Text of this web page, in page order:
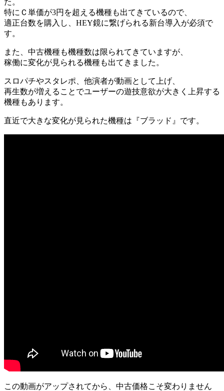
特にＣ単価が3円を超える機種も出てきているので、
適正台数を購入し、HEY鏡に繋げられる新台導入が必須で
す。
また、中古機種も機種数は限られてきていますが、
稼働に変化が見られる機種も出てきました。
スロパチやスタレポ、他演者が動画として上げ、
再生数が増えることでユーザーの遊技意欲が大きく上昇する
機種もあります。
直近で大きな変化が見られた機種は『ブラッド』です。
この動画がアップされてから、中古価格こそ変わりません